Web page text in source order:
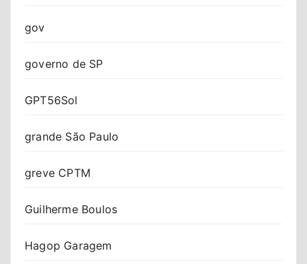
gov
governo de SP
GPT56Sol
grande São Paulo
greve CPTM
Guilherme Boulos
Hagop Garagem